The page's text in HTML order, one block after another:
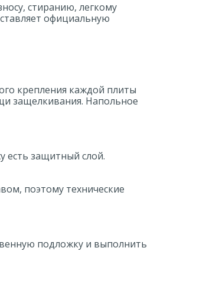
стиранию, легкому
официальную
крепления каждой плиты
защелкивания. Напольное
есть защитный слой.
поэтому технические
подложку и выполнить